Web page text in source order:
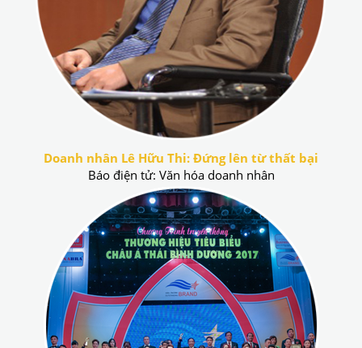
Doanh nhân Lê Hữu Thi: Đứng lên từ thất bại
Báo điện tử: Văn hóa doanh nhân